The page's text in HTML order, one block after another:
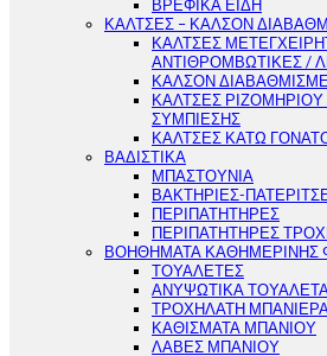
ΒΡΕΦΙΚΑ ΕΙΔΗ
ΚΑΛΤΣΕΣ – ΚΑΛΣΟΝ
ΚΑΛΤΣΕΣ
ΑΝΤΙΘΡΟΜΒΩΤΙΚΕΣ /
ΚΑΛΣΟΝ
ΚΑΛΤΣΕΣ
ΣΥΜΠΙΕΣΗΣ
ΚΑΛΤΣΕΣ ΚΑΤΩ
ΒΑΔΙΣΤΙΚΑ
ΜΠΑΣΤΟΥΝΙΑ
ΒΑΚΤΗΡΙΕΣ-
ΠΕΡΙΠΑΤΗΤΗΡΕΣ
ΠΕΡΙΠΑΤΗΤΗΡΕΣ
ΒΟΗΘΗΜΑΤΑ ΚΑΘΗΜΕΡΙΝΗΣ
ΤΟΥΑΛΕΤΕΣ
ΑΝΥΨΩΤΙΚΑ
ΤΡΟΧΗΛΑΤΗ
ΚΑΘΙΣΜΑΤΑ ΜΠΑΝΙΟΥ
ΛΑΒΕΣ ΜΠΑΝΙΟΥ